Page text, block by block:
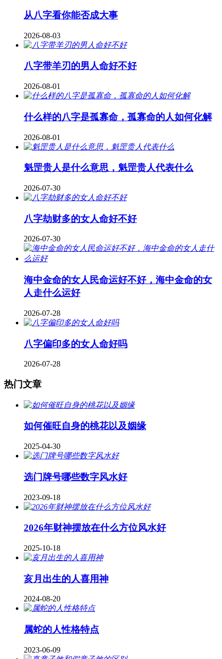
从八字看你能否成大事
2026-08-03
八字带羊刃的男人命好不好
2026-08-01
什么样的八字是孤寡命，孤寡命的人如何化解
2026-08-01
魁罡贵人是什么意思，魁罡贵人代表什么
2026-07-30
八字劫财多的女人命好不好
2026-07-30
海中金命的女人民命运好不好，海中金命的女
人走什么运好
2026-07-28
八字偏印多的女人命好吗
2026-07-28
热门文章
如何催旺自身的桃花以及姻缘
2025-04-30
​选门牌号哪些数字风水好
2023-09-18
2026年财神摆放在什么方位风水好
2025-10-18
亥月出生的人喜用神
2024-08-20
属蛇的人性格特点
2023-06-09